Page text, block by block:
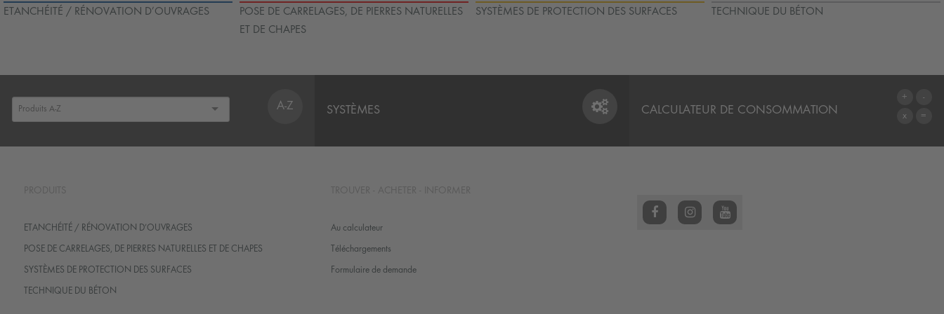
ETANCHÉITÉ / RÉNOVATION D’OUVRAGES
POSE DE CARRELAGES, DE PIERRES NATURELLES
ET DE CHAPES
SYSTÈMES DE PROTECTION DES SURFACES TECHNIQUE DU BÉTON
A-Z SYSTÈMES CALCULATEUR DE CONSOMMATION
ETANCHÉITÉ / RÉNOVATION D’OUVRAGES
POSE DE CARRELAGES, DE PIERRES NATURELLES ET DE CHAPES
SYSTÈMES DE PROTECTION DES SURFACES
TECHNIQUE DU BÉTON
Au calculateur
Téléchargements
Formulaire de demande